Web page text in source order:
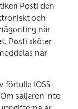
Posti den
och
när
Posti sköter
när
förtulla IOSS-
säljaren inte